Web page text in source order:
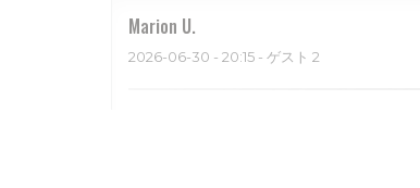
Marion U
2026-06-30 - 20:15 - ゲスト 2